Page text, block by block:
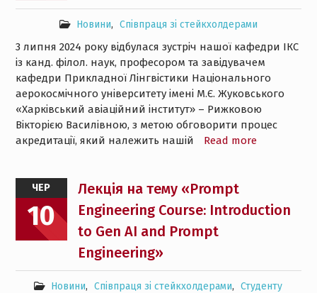
Новини, Співпраця зі стейкхолдерами
3 липня 2024 року відбулася зустріч нашої кафедри ІКС
із канд. філол. наук, професором та завідувачем
кафедри Прикладної Лінгвістики Національного
аерокосмічного університету імені М.Є. Жуковського
«Харківський авіаційний інститут» – Рижковою
Вікторією Василівною, з метою обговорити процес
акредитації, який належить нашій
Read more
ЧЕР
10
Лекція на тему «Prompt
Engineering Course: Introduction
to Gen AI and Prompt
Engineering»
Новини, Співпраця зі стейкхолдерами, Студенту